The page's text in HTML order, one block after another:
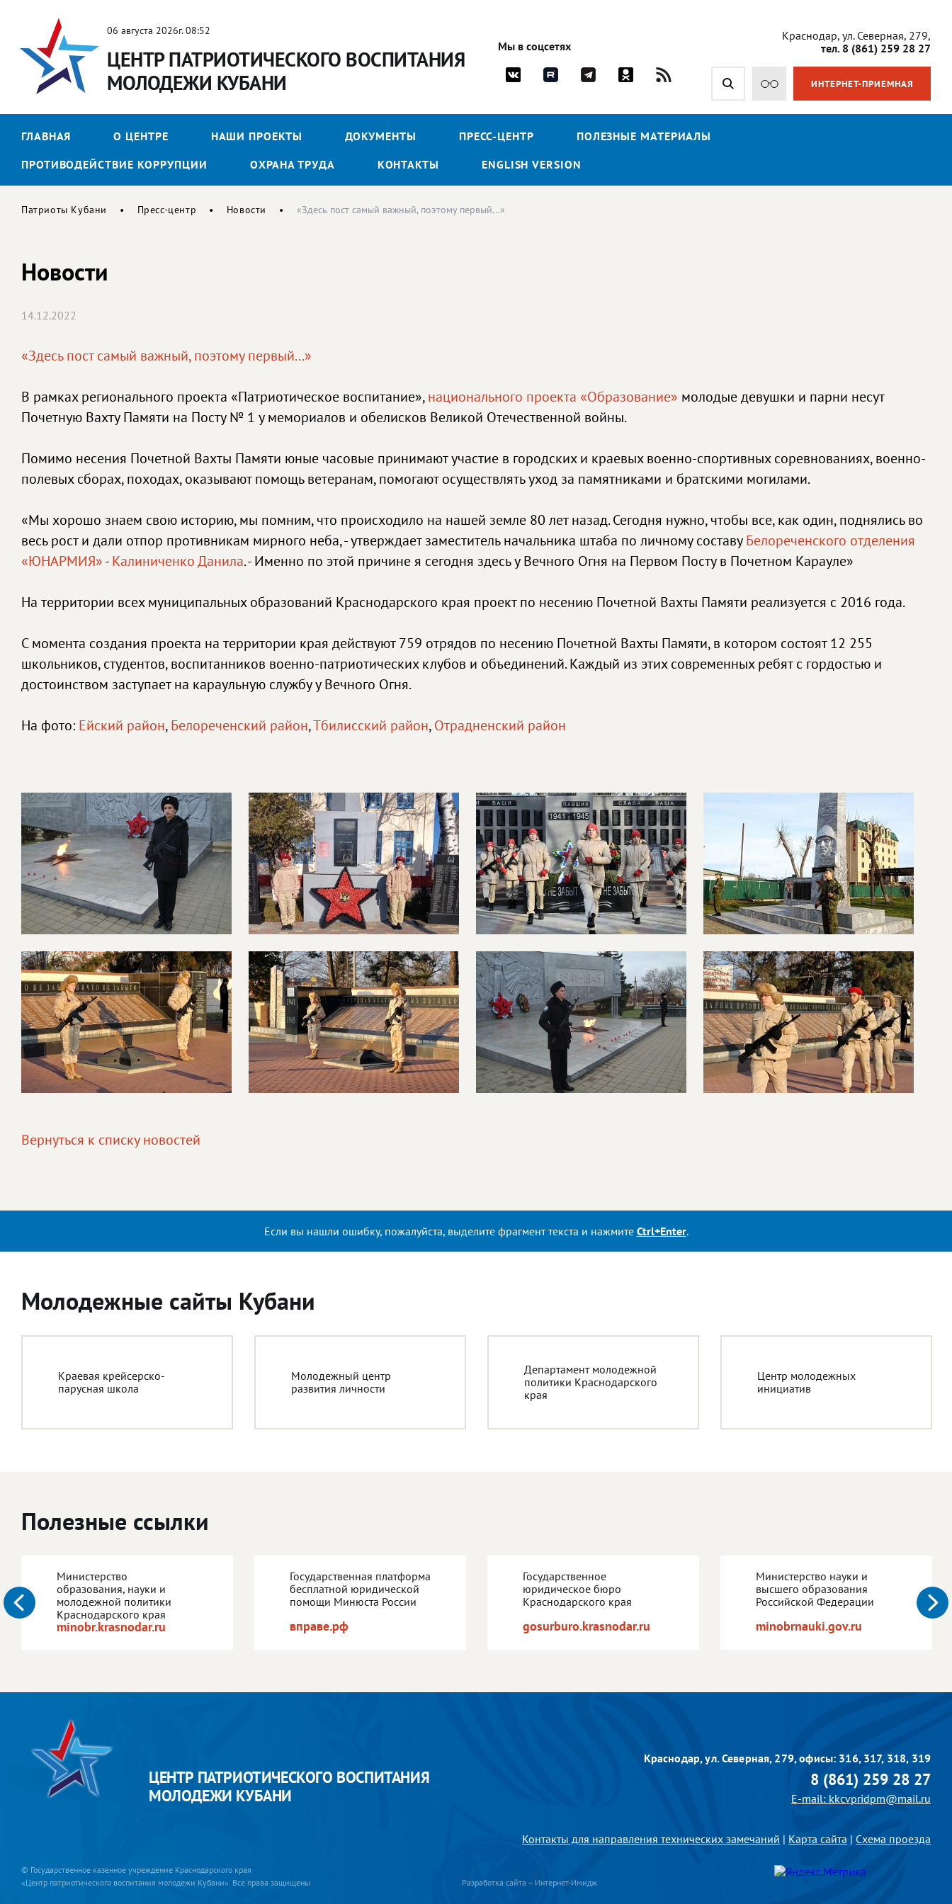
06 августа 2026г. 08:52
ЦЕНТР ПАТРИОТИЧЕСКОГО ВОСПИТАНИЯ
МОЛОДЕЖИ КУБАНИ
Мы в соцсетях
Краснодар, ул. Северная, 279,
тел. 8 (861) 259 28 27
ИНТЕРНЕТ-ПРИЕМНАЯ
ГЛАВНАЯ О ЦЕНТРЕ НАШИ ПРОЕКТЫ ДОКУМЕНТЫ ПРЕСС-ЦЕНТР
ПОЛЕЗНЫЕ МАТЕРИАЛЫ
ПРОТИВОДЕЙСТВИЕ КОРРУПЦИИ
ОХРАНА ТРУДА КОНТАКТЫ ENGLISH VERSION
Патриоты Кубани Пресс-центр Новости «Здесь пост самый важный, поэтому первый...»
Новости
14.12.2022
«Здесь пост самый важный, поэтому первый...»
В рамках регионального проекта «Патриотическое воспитание»,национального проекта «Образование» молодые девушки и парни несут
Почетную Вахту Памяти на Посту № 1 у мемориалов и обелисков Великой Отечественной войны.
Помимо несения Почетной Вахты Памяти юные часовые принимают участие в городских и краевых военно-спортивных соревнованиях, военно-
полевых сборах, походах, оказывают помощь ветеранам, помогают осуществлять уход за памятниками и братскими могилами.
«Мы хорошо знаем свою историю, мы помним, что происходило на нашей земле 80 лет назад. Сегодня нужно, чтобы все, как один, поднялись во
весь рост и дали отпор противникам мирного неба, - утверждает заместитель начальника штаба по личному составуБелореченского отделения
«ЮНАРМИЯ»-Калиниченко Данила. - Именно по этой причине я сегодня здесь у Вечного Огня на Первом Посту в Почетном Карауле»
На территории всех муниципальных образований Краснодарского края проект по несению Почетной Вахты Памяти реализуется с 2016 года.
С момента создания проекта на территории края действуют 759 отрядов по несению Почетной Вахты Памяти, в котором состоят 12 255
школьников, студентов, воспитанников военно-патриотических клубов и объединений. Каждый из этих современных ребят с гордостью и
достоинством заступает на караульную службу у Вечного Огня.
На фото: Ейский район,Белореченский район,Тбилисский район,Отрадненский район
Вернуться к списку новостей
Если вы нашли ошибку, пожалуйста, выделите фрагмент текста и нажмите Ctrl+Enter.
Молодежные сайты Кубани
Краевая крейсерско-
парусная школа
Молодежный центр
развития личности
Департамент молодежной
политики Краснодарского
края
Центр молодежных
инициатив
Полезные ссылки
Министерство
образования, науки и
молодежной политики
Краснодарского края
minobr.krasnodar.ru
Государственная платформа
бесплатной юридической
помощи Минюста России
вправе.рф
Государственное
юридическое бюро
Краснодарского края
gosurburo.krasnodar.ru
Министерство науки и
высшего образования
Российской Федерации
minobrnauki.gov.ru
ЦЕНТР ПАТРИОТИЧЕСКОГО ВОСПИТАНИЯ
МОЛОДЕЖИ КУБАНИ
Краснодар, ул. Северная, 279,офисы: 316, 317, 318, 319
8 (861) 259 28 27
E-mail: kkcvpridpm@mail.ru
Контакты для направления технических замечаний | Карта сайта | Схема проезда
© Государственное казенное учреждение Краснодарского края
«Центр патриотического воспитания молодежи Кубани». Все права защищены
Разработка сайта – Интернет-Имидж